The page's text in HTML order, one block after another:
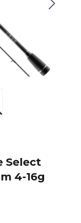
Select
4-16g